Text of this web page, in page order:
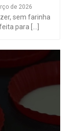
de 2026
sem farinha
para [...]